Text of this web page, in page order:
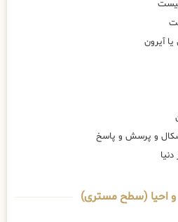
آیرون
و پرسش و پاسخ
و احیا (سطح مستری)